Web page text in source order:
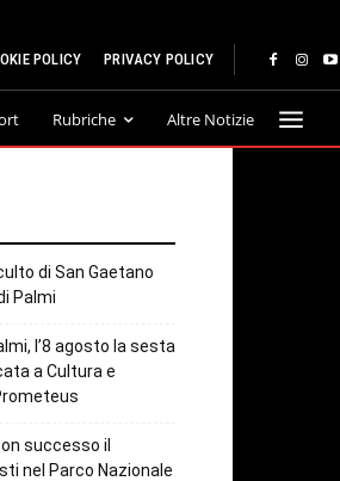
POLICY PRIVACY POLICY
Rubriche Altre Notizie
di San Gaetano
Palmi
l’8 agosto la sesta
a Cultura e
successo il
nel Parco Nazionale